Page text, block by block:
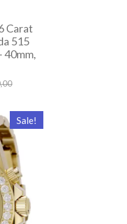
Carat
515
40mm,
Sale!